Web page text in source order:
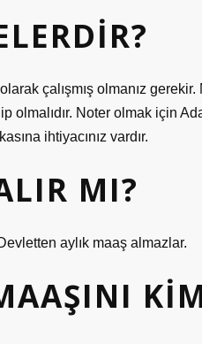
çalışmış olmanız
olmalıdır. Noter olmak için
ihtiyacınız vardır.
MI?
aylık maaş almazlar.